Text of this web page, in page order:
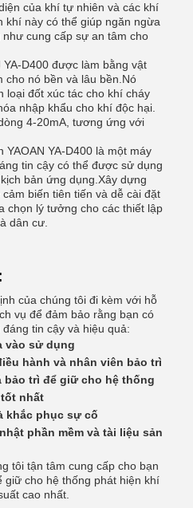
của khí tự nhiên và các khí
khí này có thể giúp ngăn ngừa
cung cấp sự an tâm cho
YA-D400 được làm bằng vật
cho nó bền và lâu bền.Nó
loại đốt xúc tác cho khí cháy
nhập khẩu cho khí độc hại.
4-20mA, tương ứng với
YA-D400 là một máy
tin cậy có thể được sử dụng
bản ứng dụng.Xây dựng
biến tiên tiến và dễ cài đặt
chọn lý tưởng cho các thiết lập
dân cư.
của chúng tôi đi kèm với hỗ
vụ để đảm bảo rằng bạn có
tin cậy và hiệu quả:
vào sử dụng
hành và nhân viên bảo trì
bảo trì để giữ cho hệ thống
nhất
khắc phục sự cố
phần mềm và tài liệu sản
tôi tận tâm cung cấp cho bạn
cho hệ thống phát hiện khí
cao nhất.